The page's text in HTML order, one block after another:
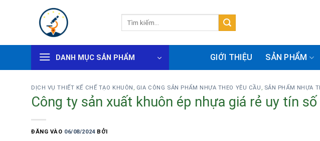
dung
DANH MỤC SẢN PHẨM GIỚI THIỆU SẢN PHẨM
DỊCH VỤ THIẾT KẾ CHẾ TẠO KHUÔN , GIA CÔNG SẢN PHẨM NHỰA THEO YÊU CẦU , SẢN PHẨM NHỰA
Công ty sản xuất khuôn ép nhựa giá rẻ uy tín số
ĐĂNG VÀO 06/08/2024 BỞI